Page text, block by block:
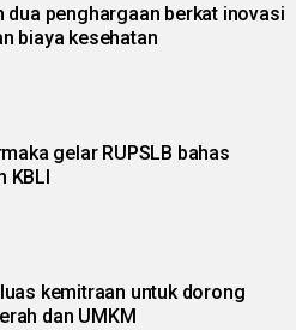
dua penghargaan berkat inovasi
biaya kesehatan
gelar RUPSLB bahas
KBLI
kemitraan untuk dorong
dan UMKM